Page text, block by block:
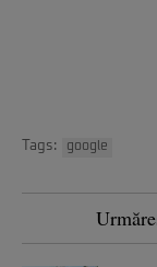
Tags: google